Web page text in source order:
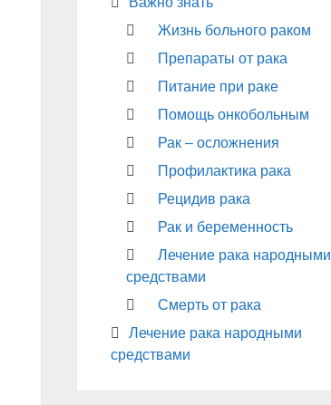
Жизнь больного раком
Препараты от рака
Питание при раке
Помощь онкобольным
Рак – осложнения
Профилактика рака
Рецидив рака
Рак и беременность
Лечение рака народными
средствами
Смерть от рака
Лечение рака народными
средствами